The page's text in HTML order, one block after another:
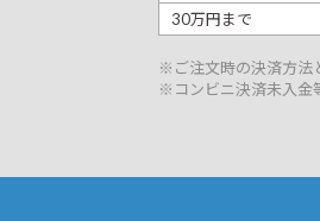
30万円まで
※ご注文時の決済方法
※コンビニ決済未入金